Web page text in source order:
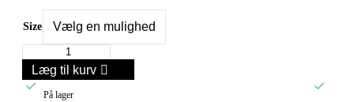
Size
#0320
antal
Læg til kurv

På lager
